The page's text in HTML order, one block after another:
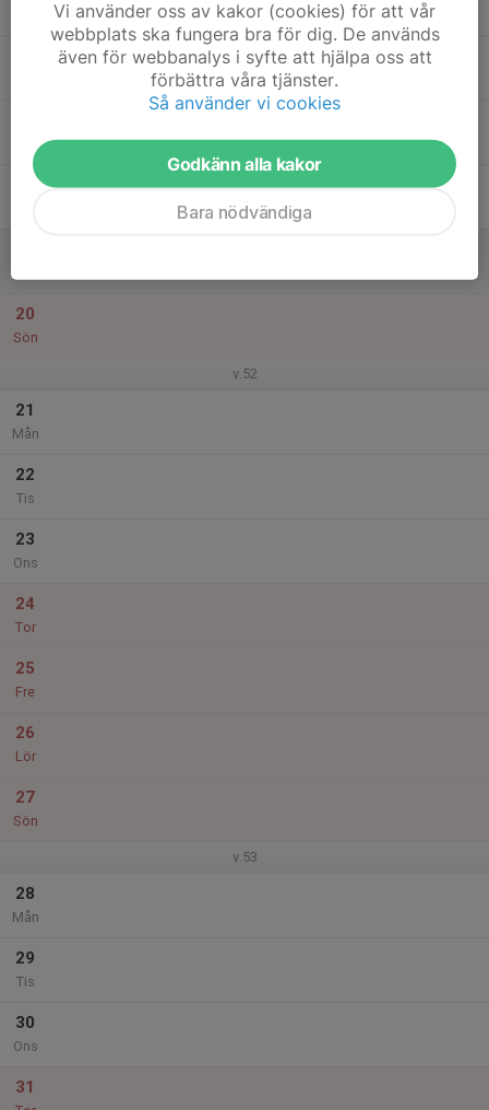
20
Sön
v.52
21
Mån
22
Tis
23
Ons
24
Tor
25
Fre
26
Lör
27
Sön
v.53
28
Mån
29
Tis
30
Ons
31
Vi använder oss av kakor (cookies) för att vår
webbplats ska fungera bra för dig. De används
även för webbanalys i syfte att hjälpa oss att
förbättra våra tjänster.
Så använder vi cookies
Godkänn alla kakor
Bara nödvändiga